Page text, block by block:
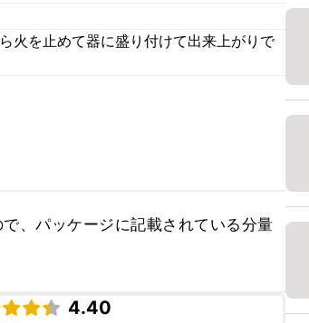
火を止めて器に盛り付けて出来上がりで
、パッケージに記載されている分量
4.40